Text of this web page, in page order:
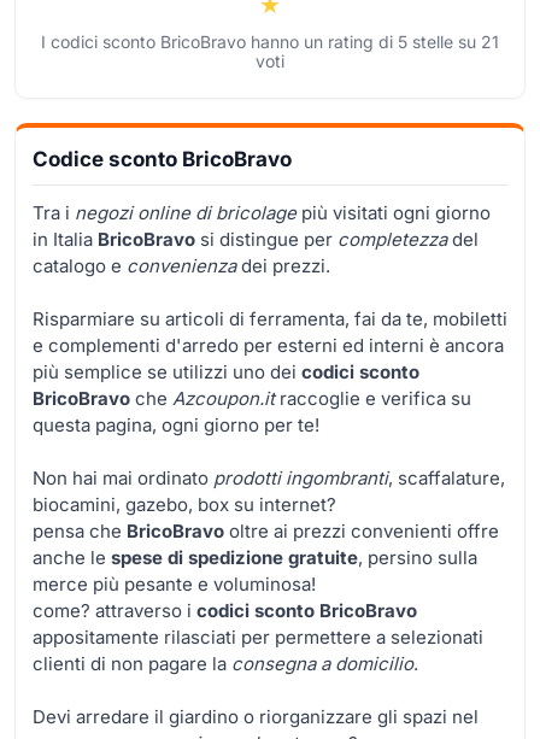
I codici sconto BricoBravo hanno un rating di 5 stelle su 21
voti
Codice sconto BricoBravo
Tra i negozi online di bricolagepiù visitati ogni giorno
in Italia BricoBravo si distingue per completezzadel
catalogo e convenienzadei prezzi.
Risparmiare su articoli di ferramenta, fai da te, mobiletti
e complementi d'arredo per esterni ed interni è ancora
più semplice se utilizzi uno dei codici sconto
BricoBravo che Azcoupon.itraccoglie e verifica su
questa pagina, ogni giorno per te!
Non hai mai ordinato prodotti ingombranti, scaffalature,
biocamini, gazebo, box su internet?
pensa che BricoBravo oltre ai prezzi convenienti offre
anche le spese di spedizione gratuite, persino sulla
merce più pesante e voluminosa!
come? attraverso i codici sconto BricoBravo
appositamente rilasciati per permettere a selezionati
clienti di non pagare la consegna a domicilio.
Devi arredare il giardino o riorganizzare gli spazi nel